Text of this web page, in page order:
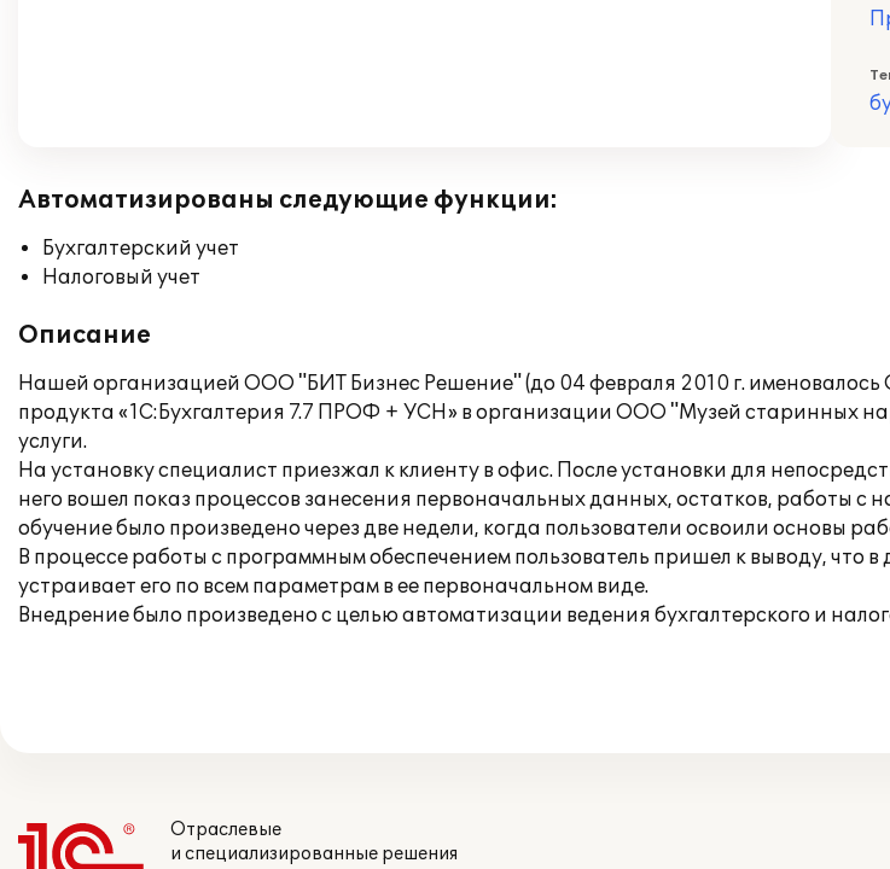
Автоматизированы следующие функции:
Бухгалтерский учет
Налоговый учет
Описание
Нашей организацией ООО "БИТ Бизнес Решение" (до 04 февраля 2010 г.
продукта «1С:Бухгалтерия 7.7 ПРОФ + УСН» в организации ООО "Музей старинных
услуги.
На установку специалист приезжал к клиенту в офис. После установки для
него вошел показ процессов занесения первоначальных данных, остатков, работы
обучение было произведено через две недели, когда пользователи освоили основы
В процессе работы с программным обеспечением пользователь пришел к выводу, что
устраивает его по всем параметрам в ее первоначальном виде.
Внедрение было произведено с целью автоматизации ведения бухгалтерского и
Отраслевые
и специализированные решения